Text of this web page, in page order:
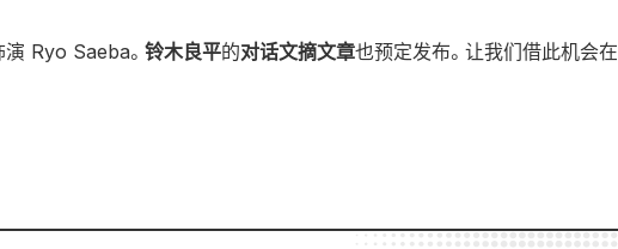
演 Ryo Saeba。 铃木良平的对话文摘文章也预定发布。让我们借此机会在